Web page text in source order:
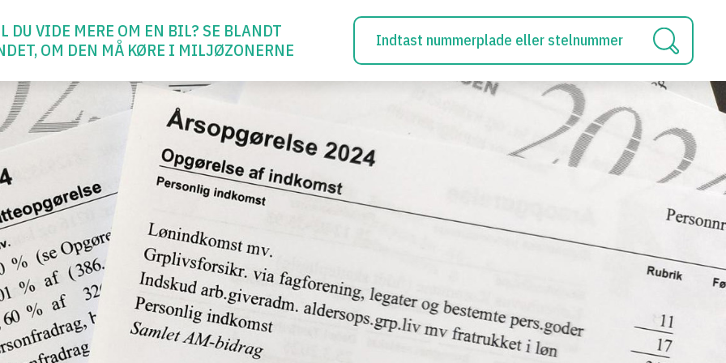
DU VIDE MERE OM EN BIL? SE BLANDT
OM DEN MÅ KØRE I MILJØZONERNE
Indtast nummerplade eller stelnummer